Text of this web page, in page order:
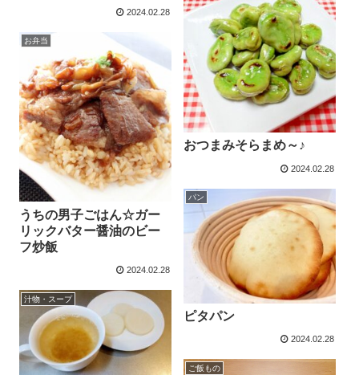
2024.02.28
おつまみそらまめ～♪
2024.02.28
お弁当
うちの男子ごはん☆ガー
リックバター醤油のビー
フ炒飯
2024.02.28
パン
ピタパン
2024.02.28
汁物・スープ
ご飯もの